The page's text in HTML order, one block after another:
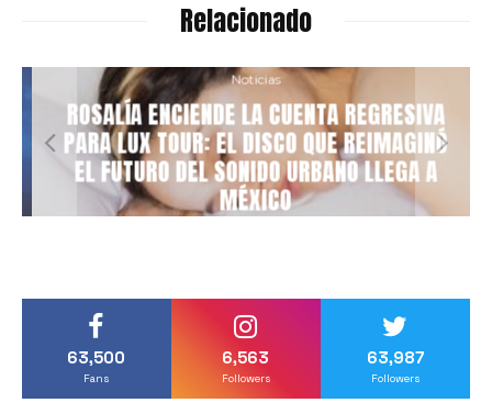
Relacionado
Noticias
ROSALÍA ENCIENDE LA CUENTA REGRESIVA
PARA LUX TOUR: EL DISCO QUE REIMAGINÓ
EL FUTURO DEL SONIDO URBANO LLEGA A
MÉXICO
63,500
Fans
6,563
Followers
63,987
Followers